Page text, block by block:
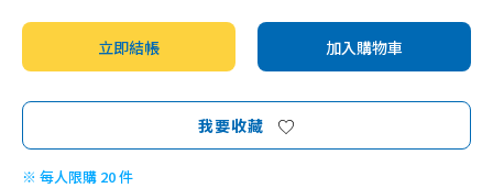
立即結帳 加入購物車
我要收藏
※ 每人限購 20 件